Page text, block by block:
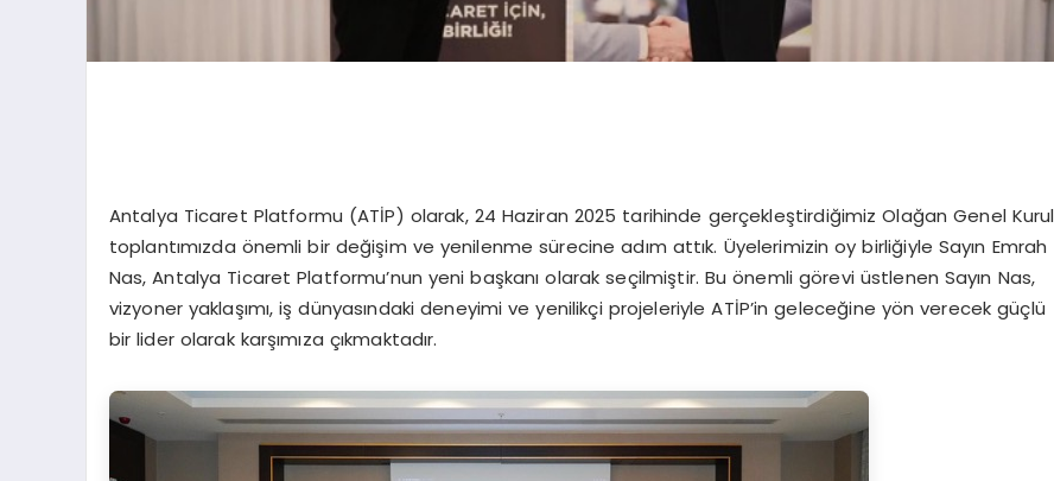
Antalya Ticaret Platformu (ATİP) olarak, 24 Haziran 2025 tarihinde gerçekleştirdiğimiz Olağan Genel Kurul
toplantımızda önemli bir değişim ve yenilenme sürecine adım attık. Üyelerimizin oy birliğiyle Sayın Emrah
Nas, Antalya Ticaret Platformu’nun yeni başkanı olarak seçilmiştir. Bu önemli görevi üstlenen Sayın Nas,
vizyoner yaklaşımı, iş dünyasındaki deneyimi ve yenilikçi projeleriyle ATİP’in geleceğine yön verecek güçlü
bir lider olarak karşımıza çıkmaktadır.